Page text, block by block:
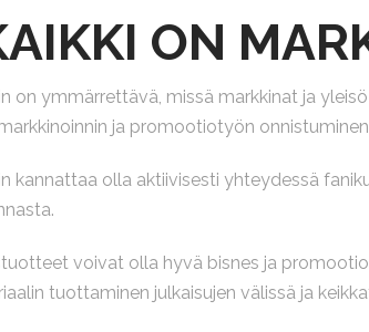
ON
on ymmärrettävä, missä markkinat ja
ja promootiotyön
kannattaa olla aktiivisesti yhteydessä
voivat olla hyvä bisnes ja
tuottaminen julkaisujen välissä ja